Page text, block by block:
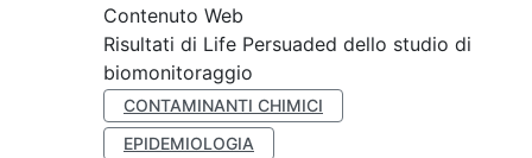
Contenuto Web
Risultati di Life Persuaded dello studio di
biomonitoraggio
CONTAMINANTI CHIMICI
EPIDEMIOLOGIA